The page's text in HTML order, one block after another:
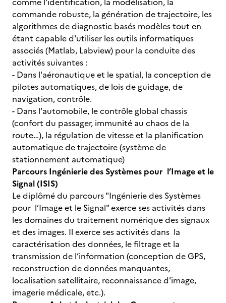
commande robuste, la génération de trajectoire, les
algorithmes de diagnostic basés modèles tout en
étant capable d'utiliser les outils informatiques
associés (Matlab, Labview) pour la conduite des
activités suivantes :
- Dans l'aéronautique et le spatial, la conception de
pilotes automatiques, de lois de guidage, de
navigation, contrôle.
- Dans l'automobile, le contrôle global chassis
(confort du passager, immunité au chaos de la
route…), la régulation de vitesse et la planification
automatique de trajectoire (système de
stationnement automatique)
Parcours Ingénierie des Systèmes pour l’Image et le
Signal (ISIS)
Le diplômé du parcours "Ingénierie des Systèmes
pour l’Image et le Signal" exerce ses activités dans
les domaines du traitement numérique des signaux
et des images. Il exerce ses activités dans la
caractérisation des données, le filtrage et la
transmission de l’information (conception de GPS,
reconstruction de données manquantes,
localisation satellitaire, reconnaissance d'image,
imagerie médicale, etc.).